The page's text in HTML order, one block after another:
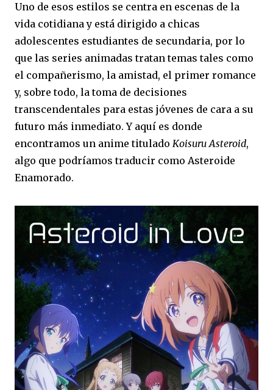
Uno de esos estilos se centra en escenas de la
vida cotidiana y está dirigido a chicas
adolescentes estudiantes de secundaria, por lo
que las series animadas tratan temas tales como
el compañerismo, la amistad, el primer romance
y, sobre todo, la toma de decisiones
transcendentales para estas jóvenes de cara a su
futuro más inmediato. Y aquí es donde
encontramos un anime titulado Koisuru Asteroid,
algo que podríamos traducir como Asteroide
Enamorado.